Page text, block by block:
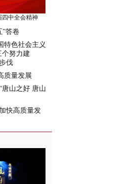
四中全会精神
”答卷
特色社会主义
个努力建
伐
质量发展
唐山之好 唐山
快高质量发